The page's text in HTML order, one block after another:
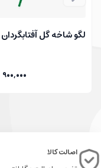
لگو شاخه گل آفتابگردان
900,000
اصالت کالا